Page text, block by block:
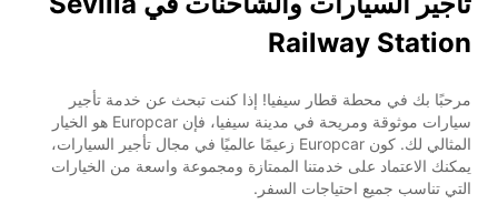
Railway Station
مرحبًا بك في محطة قطار سيفيا! إذا كنت تبحث عن خدمة تأجير
سيارات موثوقة ومريحة في مدينة سيفيا، فإن Europcar هو الخيار
المثالي لك. كون Europcar زعيمًا عالميًا في مجال تأجير السيارات،
يمكنك الاعتماد على خدمتنا الممتازة ومجموعة واسعة من الخيارات
التي تناسب جميع احتياجات السفر.